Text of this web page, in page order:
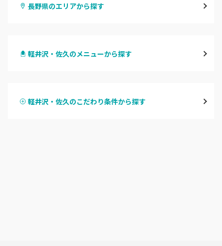
長野県のエリアから探す
松本・塩尻
軽井沢・佐久のメニューから探す
ハンドスカルプ
軽井沢・佐久のこだわり条件から探す